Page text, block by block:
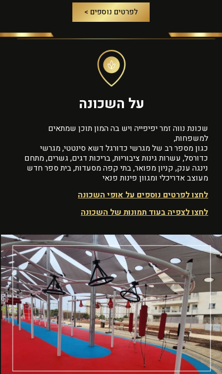
לפרטים נוספים >
על השכונה
שכונת נווה זמר יפיפייה ויש בה המון תוכן שמתאים
למשפחות,
כגון מספר רב של מגרשי כדורגל דשא סינטטי, מגרשי
כדורסל, עשרות גינות ציבוריות, בריכות דגים, גשרים, מתחם
נינגה ענק, קניון מפואר, בתי קפה מסעדות, בית ספר חדש
מעוצב אדריכלי ומגוון פינות פנאי
לחצו לפרטים נוספים על אופי השכונה
לחצו לצפיה בעוד תמונות של השכונה